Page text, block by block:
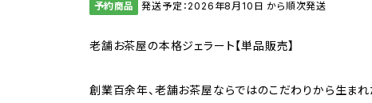
予約商品 発送予定：2026年8月10日 から順次発送
老舗お茶屋の本格ジェラート【単品販売】
創業百余年、老舗お茶屋ならではのこだわりから生まれ